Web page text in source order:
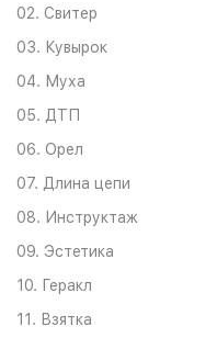
02. Свитер
03. Кувырок
04. Муха
05. ДТП
06. Орел
07. Длина цепи
08. Инструктаж
09. Эстетика
10. Геракл
11. Взятка